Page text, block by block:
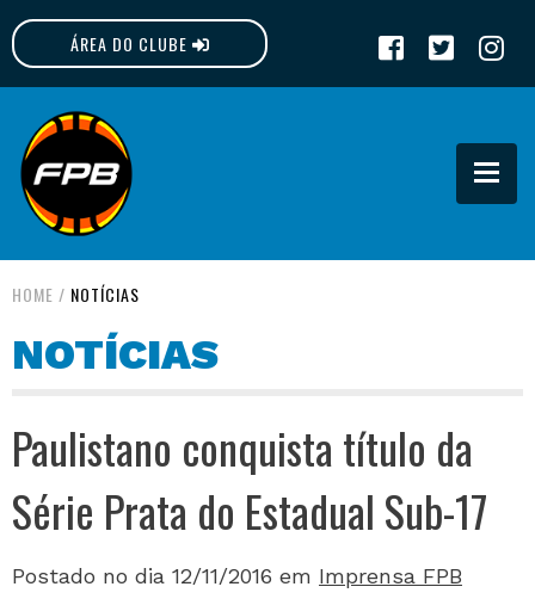
ÁREA DO CLUBE
FPB
HOME / NOTÍCIAS
NOTÍCIAS
Paulistano conquista título da
Série Prata do Estadual Sub-17
Postado no dia 12/11/2016 em Imprensa FPB